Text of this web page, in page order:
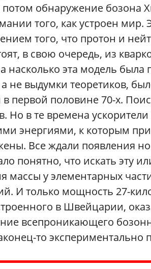
обнаружение бозона
того, как устроен мир.
того, что протон и
в свою очередь, из
насколько эта модель была
не выдумки теоретиков,
первой половине 70-х.
Но в те времена
энергиями, к которым
Все ждали появления
понятно, что искать эту
массы у элементарных
И только мощность 27-
в Швейцарии,
всепроникающего
то экспериментально